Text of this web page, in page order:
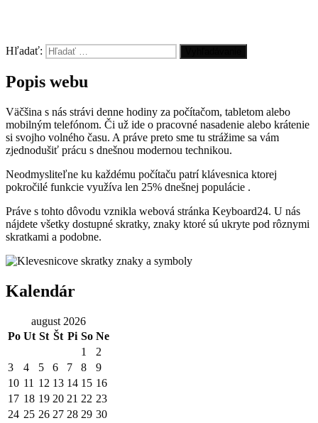
Hľadať:
Popis webu
Väčšina s nás strávi denne hodiny za počítačom, tabletom alebo
mobilným telefónom. Či už ide o pracovné nasadenie alebo krátenie
si svojho volného času. A práve preto sme tu strážime sa vám
zjednodušiť prácu s dnešnou modernou technikou.
Neodmysliteľne ku každému počítaču patrí klávesnica ktorej
pokročilé funkcie využíva len 25% dnešnej populácie .
Práve s tohto dôvodu vznikla webová stránka Keyboard24. U nás
nájdete všetky dostupné skratky, znaky ktoré sú ukryte pod rôznymi
skratkami a podobne.
Kalendár
august 2026
Po Ut St Št Pi So Ne
1
2
3
4 5 6 7 8
9
10 11 12 13 14 15 16
17 18 19 20 21 22 23
24 25 26 27 28 29 30